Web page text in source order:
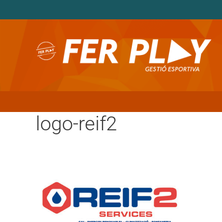
logo-reif2